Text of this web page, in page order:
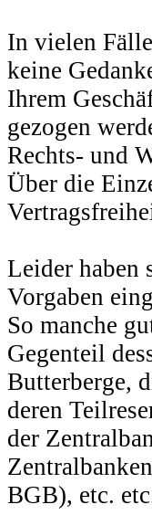
In vielen
keine
Ihrem
gezogen
Rechts- und
Über die
Leider haben
Vorgaben
So manche
Gegenteil
Butterberge,
deren
der
BGB), etc.